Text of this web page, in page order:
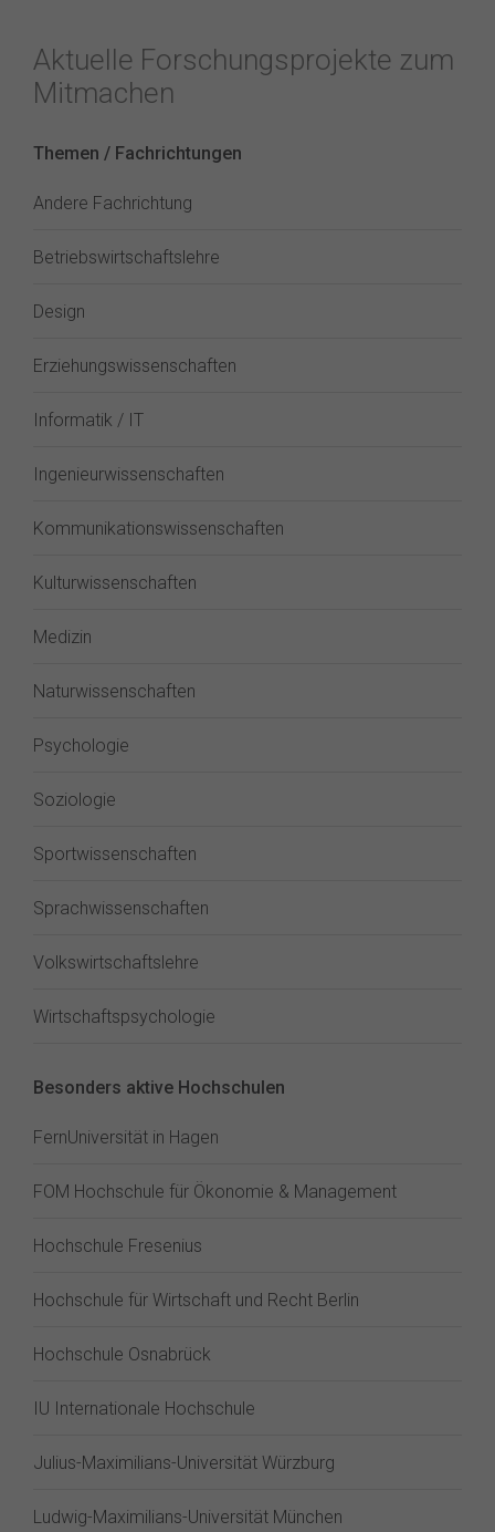
Aktuelle Forschungsprojekte zum
Mitmachen
Themen / Fachrichtungen
Andere Fachrichtung
Betriebswirtschaftslehre
Design
Erziehungswissenschaften
Informatik / IT
Ingenieurwissenschaften
Kommunikationswissenschaften
Kulturwissenschaften
Medizin
Naturwissenschaften
Psychologie
Soziologie
Sportwissenschaften
Sprachwissenschaften
Volkswirtschaftslehre
Wirtschaftspsychologie
Besonders aktive Hochschulen
FernUniversität in Hagen
FOM Hochschule für Ökonomie & Management
Hochschule Fresenius
Hochschule für Wirtschaft und Recht Berlin
Hochschule Osnabrück
IU Internationale Hochschule
Julius-Maximilians-Universität Würzburg
Ludwig-Maximilians-Universität München